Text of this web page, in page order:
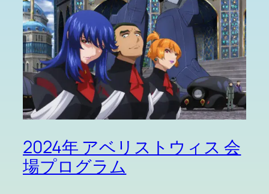
2024年 アベリストウィス 会
場プログラム